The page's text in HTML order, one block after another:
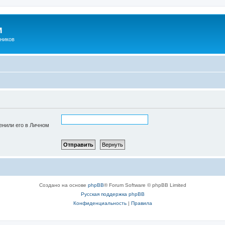
его в Личном
Создано на основе phpBB® Forum Software © phpBB Limited
Русская поддержка phpBB
Конфиденциальность| Правила